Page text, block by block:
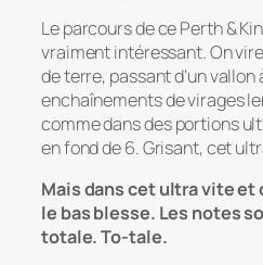
Le parcours de ce Perth &
vraiment intéressant. On
de terre, passant d’un
enchaînements de virages
comme dans des portions
en fond de 6. Grisant, cet
Mais dans cet ultra vite
le bas blesse. Les notes
totale. To-tale.